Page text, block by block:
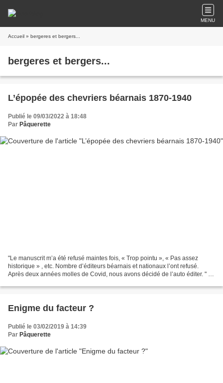
MENU
Accueil » bergeres et bergers...
bergeres et bergers...
L’épopée des chevriers béarnais 1870-1940
Publié le 09/03/2022 à 18:48
Par Pâquerette
"Le manuscrit m’a été refusé maintes fois, « Trop pointu », « Pas assez
historique » , etc. Nombre d’éditeurs béarnais et nationaux l’ont refusé.
Après deux années molles de Covid, nous avons décidé de l’auto éditer. " J.
Enigme du facteur ?
Publié le 03/02/2019 à 14:39
Par Pâquerette